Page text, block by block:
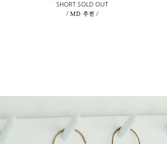
SHORT SOLD OUT